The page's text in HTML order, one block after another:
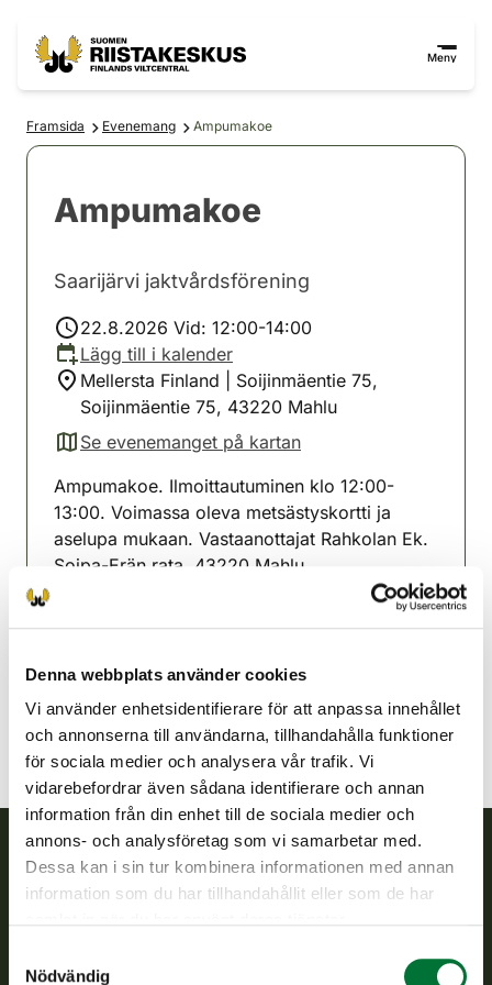
Denna webbplats använder cookies
Vi använder enhetsidentifierare för att anpassa innehållet
och annonserna till användarna, tillhandahålla funktioner
för sociala medier och analysera vår trafik. Vi
vidarebefordrar även sådana identifierare och annan
information från din enhet till de sociala medier och
annons- och analysföretag som vi samarbetar med.
Dessa kan i sin tur kombinera informationen med annan
information som du har tillhandahållit eller som de har
Nödvändig
Meny
Framsida Evenemang Ampumakoe
Ampumakoe
Saarijärvi jaktvårdsförening
22.8.2026 Vid: 12:00-14:00
Lägg till i kalender
Mellersta Finland | Soijinmäentie 75,
Soijinmäentie 75, 43220 Mahlu
Se evenemanget på kartan
(avautuu uuteen välilehteen)
Ampumakoe. Ilmoittautuminen klo 12:00-
13:00. Voimassa oleva metsästyskortti ja
aselupa mukaan. Vastaanottajat Rahkolan Ek.
Soipa-Erän rata. 43220 Mahlu
040-7315447
Finlands viltcentral
jaktvårdsföreningarnas verksamhet, ser till att viltpolitiken